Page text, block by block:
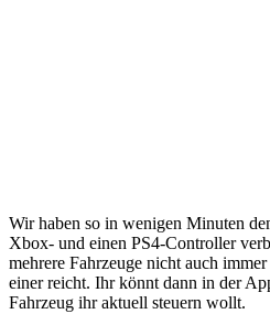
Wir haben so in wenigen Minuten
Xbox- und einen PS4-Controller
mehrere Fahrzeuge nicht auch
einer reicht. Ihr könnt dann in der
Fahrzeug ihr aktuell steuern wollt.